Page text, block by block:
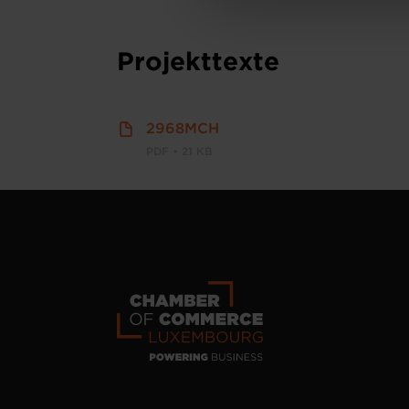
Projekttexte
2968MCH